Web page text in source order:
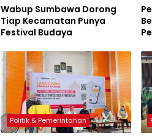
Wabup Sumbawa Dorong
Tiap Kecamatan Punya
Festival Budaya
Politik & Pemerintahan